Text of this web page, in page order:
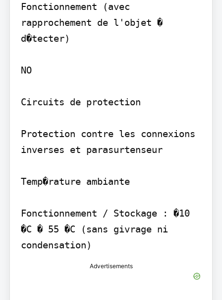
Fonctionnement (avec
rapprochement de l'objet �
d�tecter)
NO
Circuits de protection
Protection contre les connexions
inverses et parasurtenseur
Temp�rature ambiante
Fonctionnement / Stockage : �10
�C � 55 �C (sans givrage ni
condensation)
Advertisements